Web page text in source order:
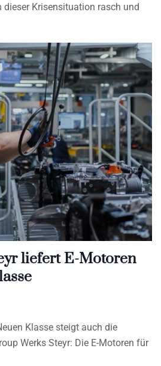
Krisensituation rasch und
liefert E-Motoren
Klasse steigt auch die
Werks Steyr: Die E-Motoren für